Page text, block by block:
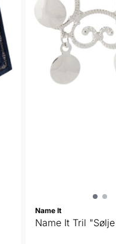
Name It
Name It Tril